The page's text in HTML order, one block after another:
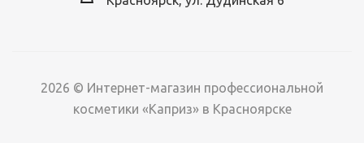
2026 © Интернет-магазин профессиональной
косметики «Каприз» в Красноярске